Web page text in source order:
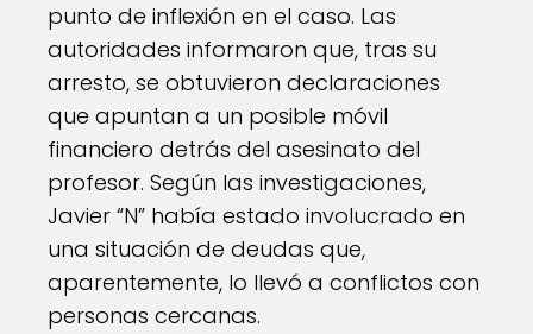
punto de inflexión en el caso. Las
autoridades informaron que, tras su
arresto, se obtuvieron declaraciones
que apuntan a un posible móvil
financiero detrás del asesinato del
profesor. Según las investigaciones,
Javier “N” había estado involucrado en
una situación de deudas que,
aparentemente, lo llevó a conflictos con
personas cercanas.